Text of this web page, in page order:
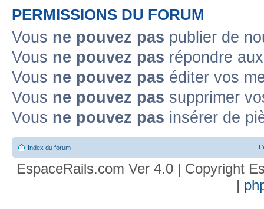
PERMISSIONS DU FORUM
Vous ne pouvez pas publier de
Vous ne pouvez pas répondre
Vous ne pouvez pas éditer vos
Vous ne pouvez pas supprimer
Vous ne pouvez pas insérer de
Index du forum
EspaceRails.com Ver 4.0 | Copyright
|